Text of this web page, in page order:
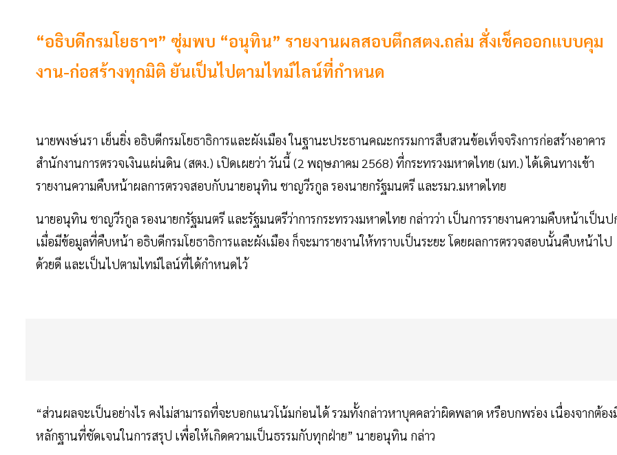
“อธิบดีกรมโยธาฯ” ซุ่มพบ “อนุทิน” รายงานผลสอบตึกสตง.ถล่ม สั่งเช็คออกแบบคุม
งาน-ก่อสร้างทุกมิติ ยันเป็นไปตามไทม์ไลน์ที่กำหนด
นายพงษ์นรา เย็นยิ่ง อธิบดีกรมโยธาธิการและผังเมือง ในฐานะประธานคณะกรรมการสืบสวนข้อเท็จจริงการก่อสร้างอาคาร
สำนักงานการตรวจเงินแผ่นดิน (สตง.) เปิดเผยว่า วันนี้ (2 พฤษภาคม 2568) ที่กระทรวงมหาดไทย (มท.) ได้เดินทางเข้า
รายงานความคืบหน้าผลการตรวจสอบกับนายอนุทิน ชาญวีรกูล รองนายกรัฐมนตรี และรมว.มหาดไทย
นายอนุทิน ชาญวีรกูล รองนายกรัฐมนตรี และรัฐมนตรีว่าการกระทรวงมหาดไทย กล่าวว่า เป็นการรายงานความคืบหน้าเป็น
เมื่อมีข้อมูลที่คืบหน้า อธิบดีกรมโยธาธิการและผังเมือง ก็จะมารายงานให้ทราบเป็นระยะ โดยผลการตรวจสอบนั้นคืบหน้าไป
ด้วยดี และเป็นไปตามไทม์ไลน์ที่ได้กำหนดไว้
“ส่วนผลจะเป็นอย่างไร คงไม่สามารถที่จะบอกแนวโน้มก่อนได้ รวมทั้งกล่าวหาบุคคลว่าผิดพลาด หรือบกพร่อง เนื่องจากต้อง
หลักฐานที่ชัดเจนในการสรุป เพื่อให้เกิดความเป็นธรรมกับทุกฝ่าย” นายอนุทิน กล่าว